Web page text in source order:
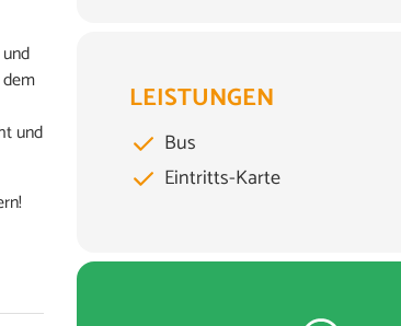
und
LEISTUNGEN
Bus
Eintritts-Karte